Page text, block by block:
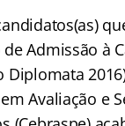
de Admissão à
Diplomata
Avaliação e